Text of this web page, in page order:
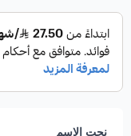
نحت الاسم